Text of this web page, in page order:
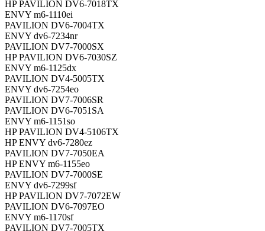
HP PAVILION DV6-7018TX
ENVY m6-1110ei
PAVILION DV6-7004TX
ENVY dv6-7234nr
PAVILION DV7-7000SX
HP PAVILION DV6-7030SZ
ENVY m6-1125dx
PAVILION DV4-5005TX
ENVY dv6-7254eo
PAVILION DV7-7006SR
PAVILION DV6-7051SA
ENVY m6-1151so
HP PAVILION DV4-5106TX
HP ENVY dv6-7280ez
PAVILION DV7-7050EA
HP ENVY m6-1155eo
PAVILION DV7-7000SE
ENVY dv6-7299sf
HP PAVILION DV7-7072EW
PAVILION DV6-7097EO
ENVY m6-1170sf
PAVILION DV7-7005TX